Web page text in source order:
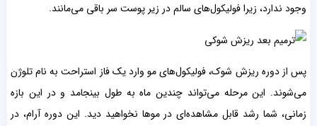
وجود ندارد، زیرا فولیکول‌های سالم در زیر پوست سر باقی می‌مانند.
پس از دوره ریزش شوک، فولیکول‌های مو وارد یک فاز استراحت به نام تلوژن
می‌شوند. این مرحله می‌تواند چندین ماه به طول بینجامد و در این بازه
زمانی، شما رشد قابل مشاهده‌ای در موها نخواهید دید. این دوره آرام، در